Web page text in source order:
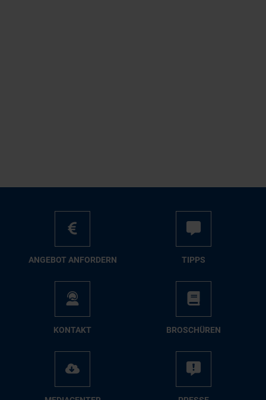
AN­GE­BOT AN­FOR­DERN TIPPS
KON­TAKT BRO­SCHÜ­REN